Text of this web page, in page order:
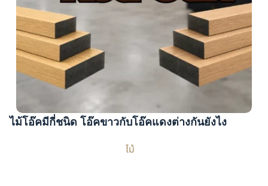
ไม้โอ๊คมีกี่ชนิด โอ๊คขาวกับโอ๊คแดงต่างกันยังไง
ไม้